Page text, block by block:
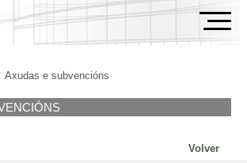
Axudas e subvencións
Volver